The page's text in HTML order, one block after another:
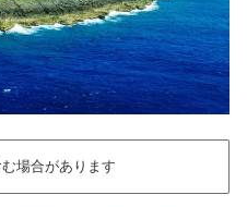
場合があります